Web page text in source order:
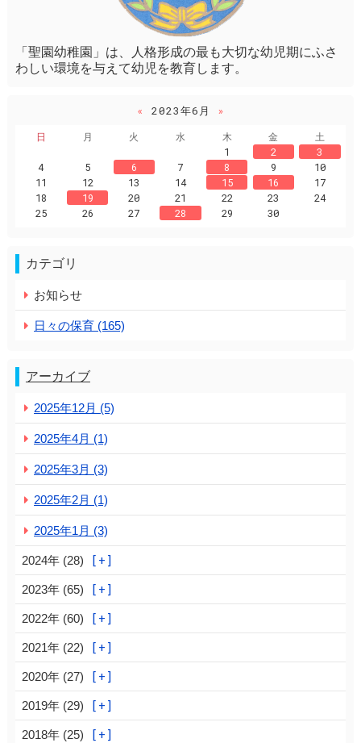
「聖園幼稚園」は、人格形成の最も大切な幼児期にふさ
わしい環境を与えて幼児を教育します。
« 2023年6月
»
日
月 火 水 木 金
土
1
2
3
4
5 6 7 8 9
10
11
12 13 14 15 16
17
18
19 20 21 22 23
24
25
26 27 28 29 30
カテゴリ
お知らせ
日々の保育 (165)
アーカイブ
2025年12月 (5)
2025年4月 (1)
2025年3月 (3)
2025年2月 (1)
2025年1月 (3)
2024年 (28)
2023年 (65)
2022年 (60)
2021年 (22)
2020年 (27)
2019年 (29)
2018年 (25)